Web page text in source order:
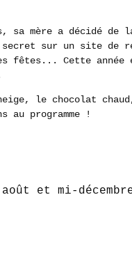
sa mère a décidé de
sur un site de
fêtes... Cette année
le chocolat
programme !
et mi-